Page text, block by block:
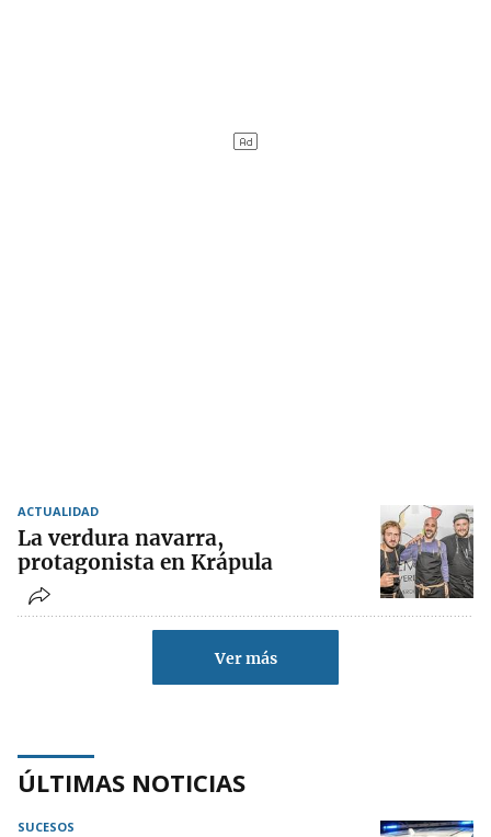
ACTUALIDAD
La verdura navarra,
protagonista en Krápula
Ver más
ÚLTIMAS NOTICIAS
SUCESOS